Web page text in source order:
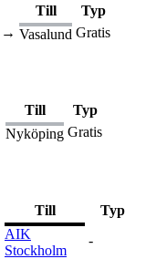
Till
Typ
→ Vasalund Gratis
Till
Typ
Nyköping Gratis
Till
Typ
AIK
Stockholm
-